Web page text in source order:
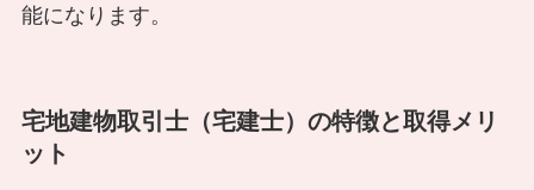
能になります。
宅地建物取引士（宅建士）の特徴と取得メリ
ット